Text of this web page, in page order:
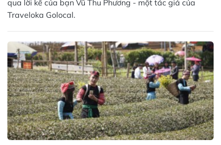
qua lời kể của bạn Vũ Thu Phương - một tác giả của
Traveloka Golocal.